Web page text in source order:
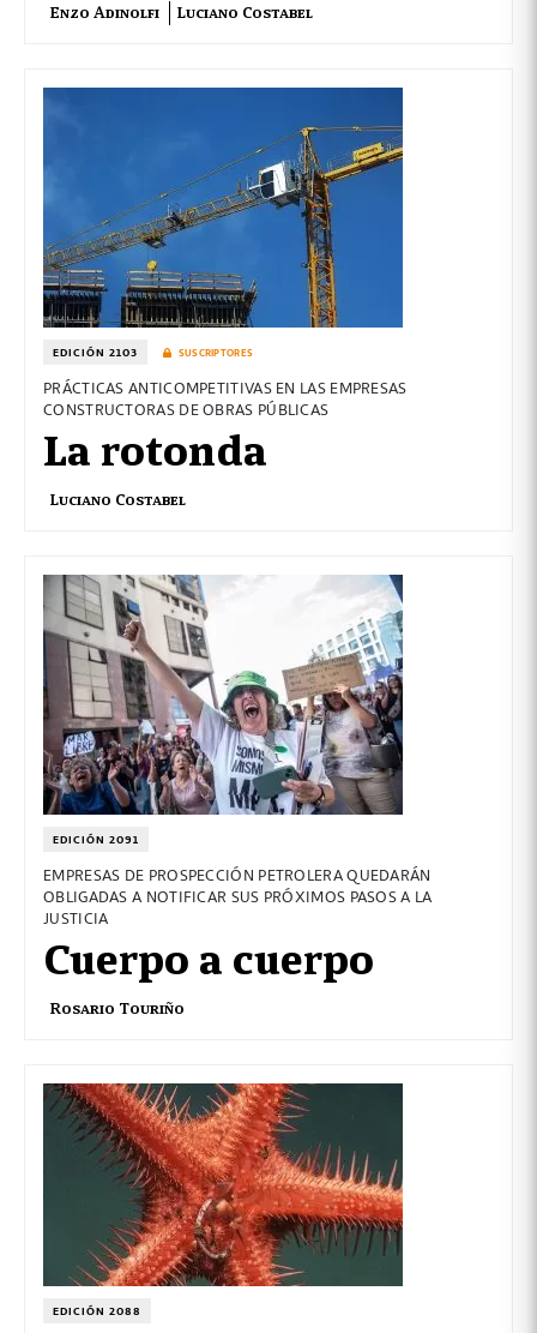
Enzo Adinolfi Luciano Costabel
EDICIÓN 2103 SUSCRIPTORES
PRÁCTICAS ANTICOMPETITIVAS EN LAS EMPRESAS
CONSTRUCTORAS DE OBRAS PÚBLICAS
La rotonda
Luciano Costabel
EDICIÓN 2091
EMPRESAS DE PROSPECCIÓN PETROLERA QUEDARÁN
OBLIGADAS A NOTIFICAR SUS PRÓXIMOS PASOS A LA
JUSTICIA
Cuerpo a cuerpo
Rosario Touriño
EDICIÓN 2088